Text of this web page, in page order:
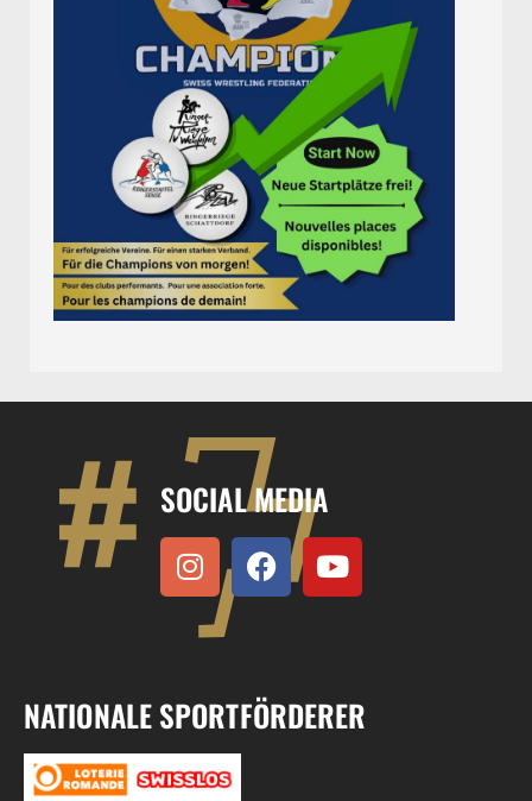
SOCIAL MEDIA
NATIONALE SPORTFÖRDERER